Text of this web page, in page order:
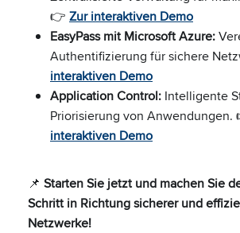
👉 Zur interaktiven Demo
EasyPass mit Microsoft Azure:
Authentifizierung für sichere
interaktiven Demo
Application Control: Intelligente
Priorisierung von Anwendungen.
interaktiven Demo
📌 Starten Sie jetzt und machen Sie
Schritt in Richtung sicherer und
Netzwerke!